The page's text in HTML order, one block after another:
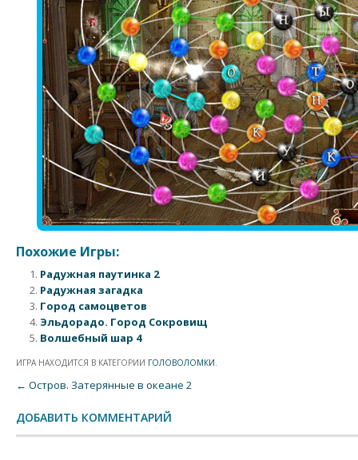
Похожие Игры:
Радужная паутинка 2
Радужная загадка
Город самоцветов
Эльдорадо. Город Сокровищ
Волшебный шар 4
ИГРА НАХОДИТСЯ В КАТЕГОРИИ ГОЛОВОЛОМКИ.
Post navigation
← Остров. Затерянные в океане 2
ДОБАВИТЬ КОММЕНТАРИЙ